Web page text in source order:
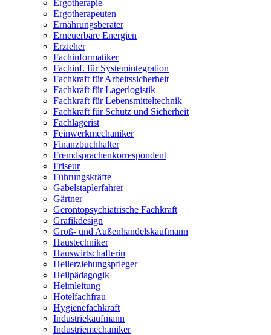
Ergotherapie
Ergotherapeuten
Ernährungsberater
Erneuerbare Energien
Erzieher
Fachinformatiker
Fachinf. für Systemintegration
Fachkraft für Arbeitssicherheit
Fachkraft für Lagerlogistik
Fachkraft für Lebensmitteltechnik
Fachkraft für Schutz und Sicherheit
Fachlagerist
Feinwerkmechaniker
Finanzbuchhalter
Fremdsprachenkorrespondent
Friseur
Führungskräfte
Gabelstaplerfahrer
Gärtner
Gerontopsychiatrische Fachkraft
Grafikdesign
Groß- und Außenhandelskaufmann
Haustechniker
Hauswirtschafterin
Heilerziehungspfleger
Heilpädagogik
Heimleitung
Hotelfachfrau
Hygienefachkraft
Industriekaufmann
Industriemechaniker